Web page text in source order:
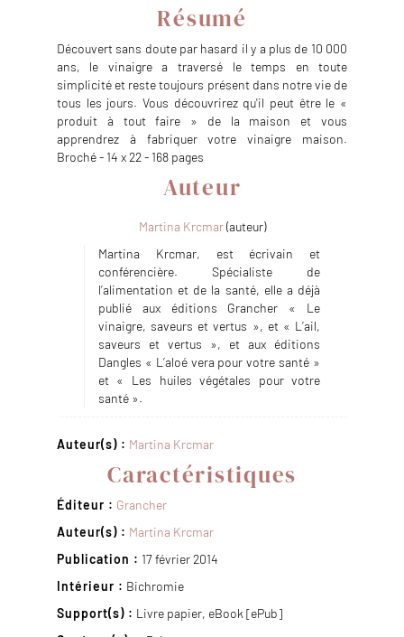
Résumé
Découvert sans doute par hasard il y a plus de 10 000
ans, le vinaigre a traversé le temps en toute
simplicité et reste toujours présent dans notre vie de
tous les jours. Vous découvrirez qu'il peut être le «
produit à tout faire » de la maison et vous
apprendrez à fabriquer votre vinaigre maison.
Broché - 14 x 22 - 168 pages
Auteur
Martina Krcmar(auteur)
Martina Krcmar, est écrivain et
conférencière. Spécialiste de
l’alimentation et de la santé, elle a déjà
publié aux éditions Grancher « Le
vinaigre, saveurs et vertus », et « L’ail,
saveurs et vertus », et aux éditions
Dangles « L’aloé vera pour votre santé »
et « Les huiles végétales pour votre
santé ».
Auteur(s) : Martina Krcmar
Caractéristiques
Éditeur : Grancher
Auteur(s) : Martina Krcmar
Publication : 17 février 2014
Intérieur : Bichromie
Support(s) : Livre papier, eBook [ePub]